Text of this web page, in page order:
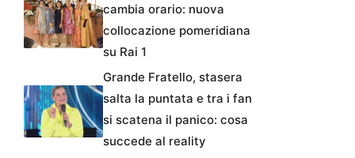
cambia orario: nuova
collocazione pomeridiana
su Rai 1
Grande Fratello, stasera
salta la puntata e tra i fan
si scatena il panico: cosa
succede al reality